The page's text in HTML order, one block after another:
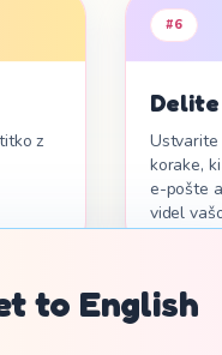
to English
z
#6
Ustvarite
korake,
e-pošte
videl